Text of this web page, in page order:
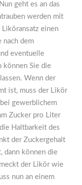
geht es an das
werden mit
einen
nach dem
eventuelle
können Sie die
Wenn der
ist, muss der Likör
gewerblichem
Zucker pro Liter
Haltbarkeit des
der Zuckergehalt
dann können die
der Likör wie
nun an einem